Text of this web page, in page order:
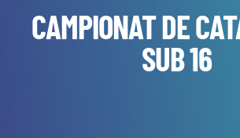
CAMPIONAT DE
SUB 16